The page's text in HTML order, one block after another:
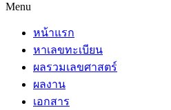
Menu
หน้าแรก
หาเลขทะเบียน
ผลรวมเลขศาสตร์
ผลงาน
เอกสาร